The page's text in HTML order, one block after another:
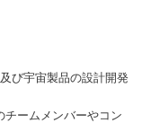
び宇宙製品の設計開発
チームメンバーやコン